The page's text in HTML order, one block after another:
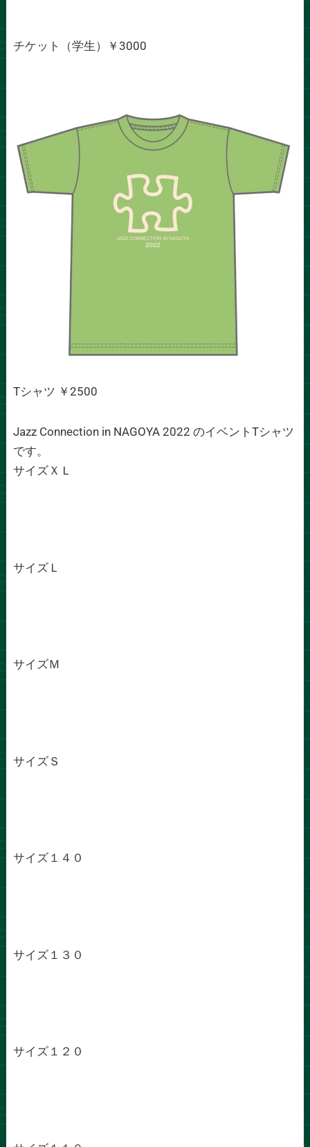
チケット（学生）￥3000
Tシャツ ￥2500
Jazz Connection in NAGOYA 2022 のイベントTシャツ
です。
サイズＸＬ
サイズＬ
サイズＭ
サイズＳ
サイズ１４０
サイズ１３０
サイズ１２０